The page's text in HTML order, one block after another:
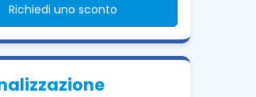
Richiedi uno sconto